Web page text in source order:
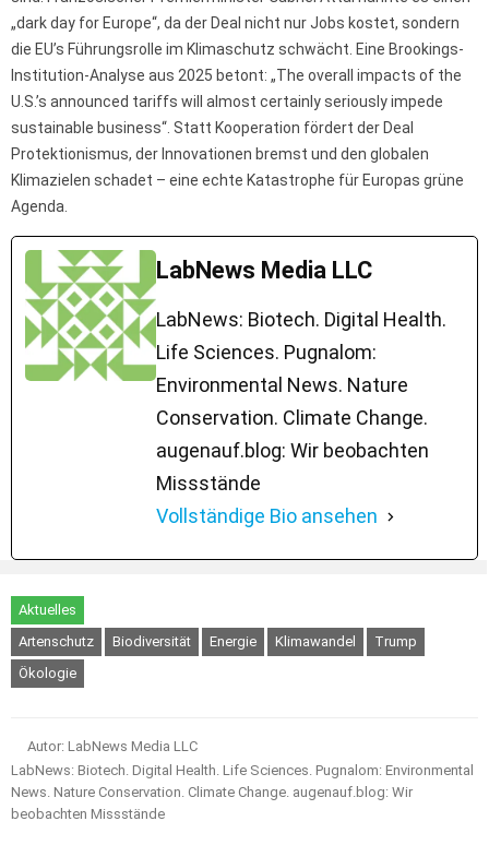
„dark day for Europe“, da der Deal nicht nur Jobs kostet, sondern
die EU’s Führungsrolle im Klimaschutz schwächt. Eine Brookings-
Institution-Analyse aus 2025 betont: „The overall impacts of the
U.S.’s announced tariffs will almost certainly seriously impede
sustainable business“. Statt Kooperation fördert der Deal
Protektionismus, der Innovationen bremst und den globalen
Klimazielen schadet – eine echte Katastrophe für Europas grüne
Agenda.
LabNews Media LLC
LabNews: Biotech. Digital Health.
Life Sciences. Pugnalom:
Environmental News. Nature
Conservation. Climate Change.
augenauf.blog: Wir beobachten
Missstände
Vollständige Bio ansehen
Aktuelles
Artenschutz
Biodiversität Energie Klimawandel
Trump
Ökologie
Autor: LabNews Media LLC
LabNews: Biotech. Digital Health. Life Sciences. Pugnalom: Environmental
News. Nature Conservation. Climate Change. augenauf.blog: Wir
beobachten Missstände